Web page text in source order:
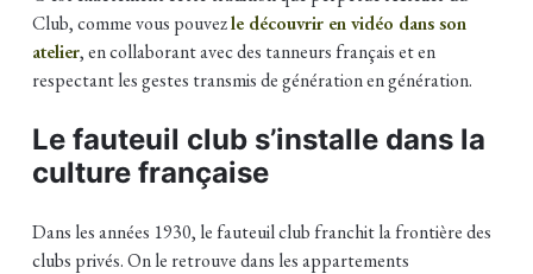
Club, comme vous pouvezle découvrir en vidéo dans son
atelier, en collaborant avec des tanneurs français et en
respectant les gestes transmis de génération en génération.
Le fauteuil club s’installe dans la
culture française
Dans les années 1930, le fauteuil club franchit la frontière des
clubs privés. On le retrouve dans les appartements